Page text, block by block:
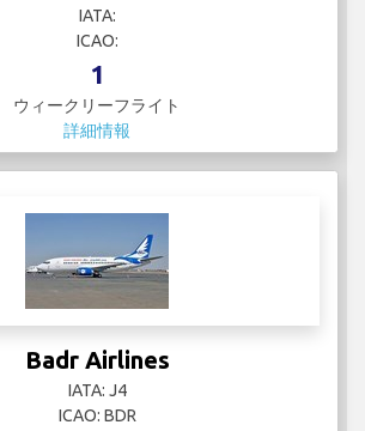
IATA:
ICAO:
1
ウィークリーフライト
詳細情報
Badr Airlines
IATA: J4
ICAO: BDR